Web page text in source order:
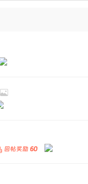
回帖奖励 60